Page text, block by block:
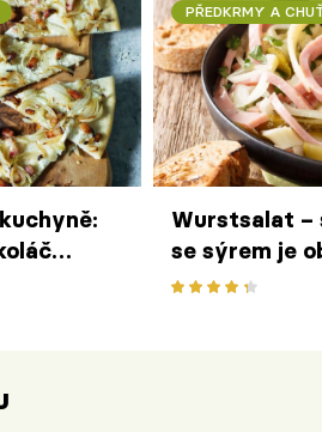
PŘEDKRMY A
Wurstsalat –
se sýrem je
Německu i ve